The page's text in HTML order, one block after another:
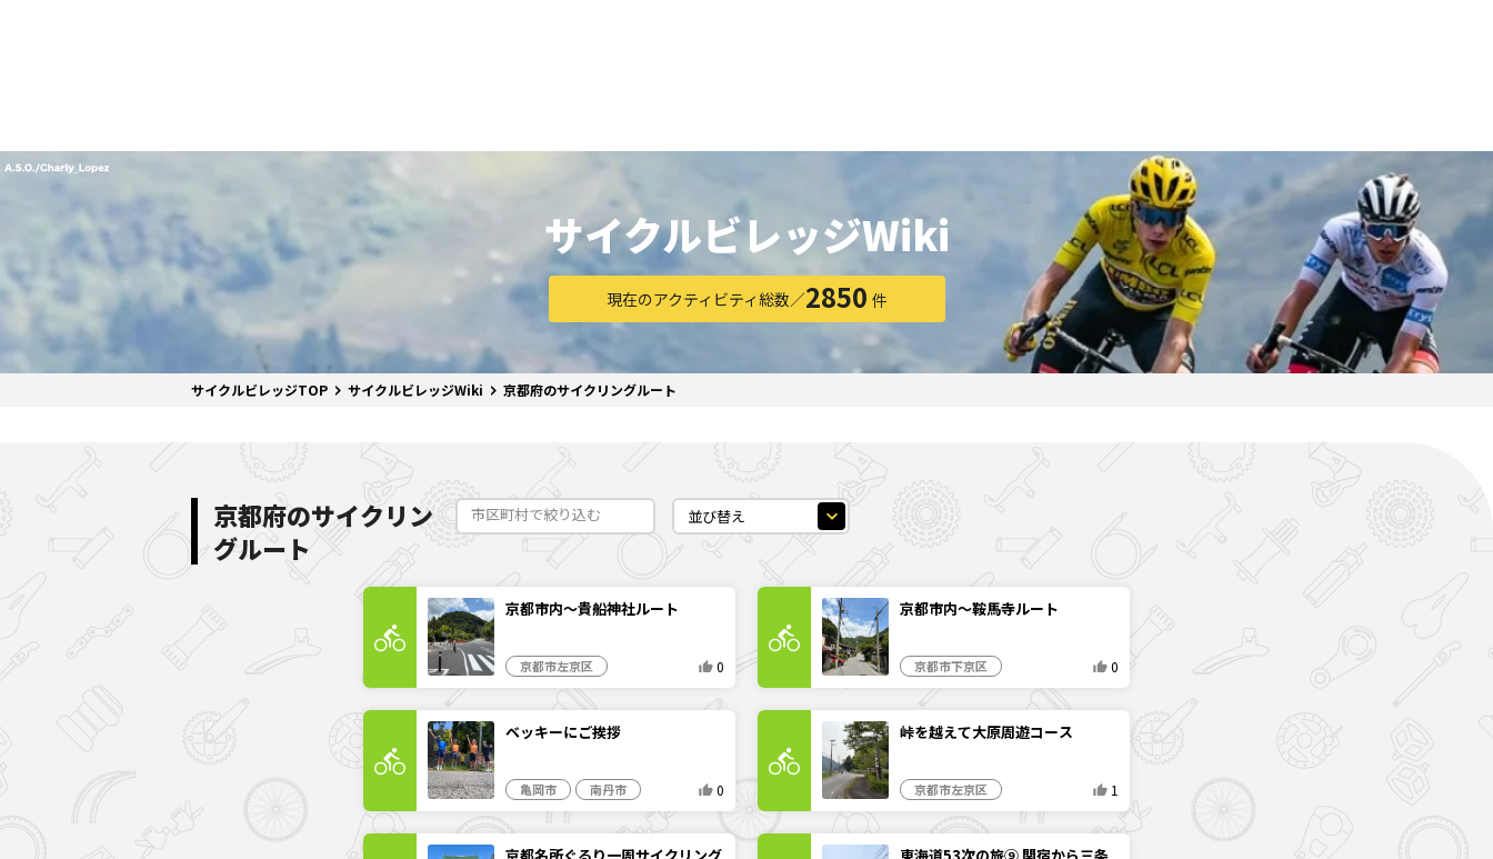
ドキュメンタリー ハッピーゴルフアワー ヨットレース 空手
フィットネス・ボディビル
ジャパンオープン 全日本社会人バドミントン選手権 熊本マスターズ S/Jリーグ
全日本実業団バドミントン選手権
ミラノ・コルティナ2026パラリンピック 全日本スキー技術選手権大会 アルペンスキー モーグル
スキージャンプ フリーライドワールドツアー
スノーボード SNOWTV
サマーカップ 飯塚杯 フィギュアスケート学生大会
町田樹のスポーツアカデミア ISU選手権大会
全米フィギュアスケート選手権
大学バスケ オータムリーグ 高校バスケ インターハイ Bリーグ 高校バスケ ウインターカップ2025
バスケ スプリングマッチ 2026 J SPORTS HOOP!～学生バスケ番組～
大同生命SVリーグ 男子 大同生命SVリーグ 女子 アジアチャンピオンズリーグ ヨーロッパチャンピオンズリーグ
まるっとバレーボール SVリーグ オールスターゲームズ 高校バレー インターハイ
大学バレー 女子日本代表
SUPER GT（スーパーGT） スーパーフォーミュラ WEC フォーミュラE
WRC デイトナ24時間レース
ダカールラリー SROジャパンカップ GTV 〜SUPER GT トークバラエティ〜
ニュルブルクリンク24時間耐久レース 富士24時間レース スパ・フランコルシャン24時間レース
ツール・ド・フランス ジロ・デ・イタリア ブエルタ・ア・エスパーニャ ワンデーレース
ステージレース シクロクロス
高円宮杯 JFA サッカープレミアリーグ 高校サッカー インターハイ Foot!超高校サッカー通信 Jユースカップ
U-16インターナショナルドリームカップ 和倉ユースサッカー大会
日本代表 ネーションズチャンピオンシップ ラグビー わんだほー！
海外ラグビー （グレイテスト・ライバルリ
ー・ツアー 2026 〜オールブラックス 南アフ
リカ遠征〜）
大学ラグビー（菅平合宿） リーグワン 高校ラグビー
関東大学リーグ戦 関西大学リーグ セブンズ
MLB中継（メジャーリーグベースボール） 中日ドラゴンズ 横浜DeNAベイスターズ
オリックス・バファローズ 東北楽天ゴールデンイーグルス 大学野球
ガンバレ日本プロ野球!? 侍ジャパン 高校野球
NPBジュニアトーナメント KONAMI CUP
2025
サイクルビレッジWiki
現在のアクティビティ総数／2850 件
サイクルビレッジTOP サイクルビレッジWiki 京都府のサイクリングルート
京都府のサイクリン
グルート
京都市内〜貴船神社ルート
京都市左京区 0
京都市内〜鞍馬寺ルート
京都市下京区 0
ベッキーにご挨拶
亀岡市 南丹市 0
峠を越えて大原周遊コース
京都市左京区 1